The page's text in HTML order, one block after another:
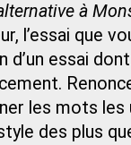
à
l’essai que
d’un essai
les mots
des plus